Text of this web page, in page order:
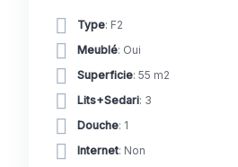
Type: F2
Meublé: Oui
Superficie: 55 m2
Lits+Sedari: 3
Douche: 1
Internet: Non